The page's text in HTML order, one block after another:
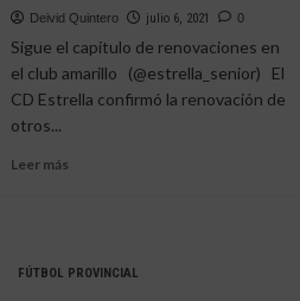
Deivid Quintero julio 6, 2021 0
Sigue el capítulo de renovaciones en
el club amarillo (@estrella_senior) El
CD Estrella confirmó la renovación de
otros...
Leer másLeer
ESTRELLA
FÚTBOL PROVINCIAL